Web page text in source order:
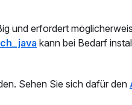
und erfordert
kann bei Bedarf
Sehen Sie sich dafür den